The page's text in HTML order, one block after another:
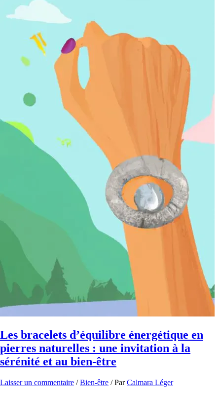
Les bracelets d’équilibre énergétique en
pierres naturelles : une invitation à la
sérénité et au bien-être
Laisser un commentaire /Bien-être / ParCalmara Léger